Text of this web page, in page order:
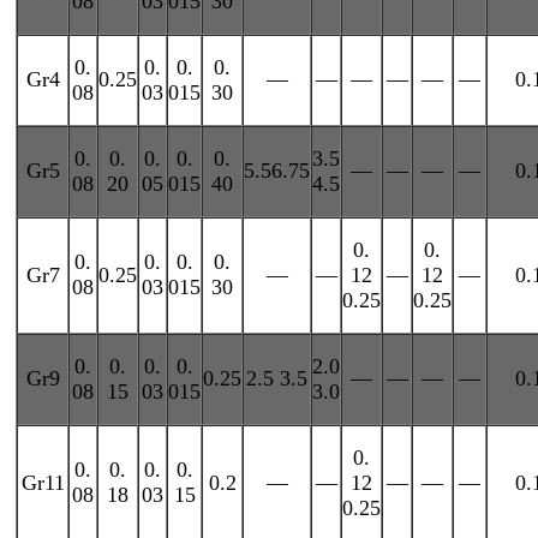
Gr4
0.
08
0.25 0.
03
0.
015
0.
30
— — — — — —
Gr5
0.
08
0.
20
0.
05
0.
015
0.
40
5.56.753.5
4.5
— — — —
Gr7
0.
08 0.25
0.
03
0.
015
0.
30
— —
0.
12
0.25
—
0.
12
0.25
—
Gr9
0.
08
0.
15
0.
03
0.
015
0.25 2.5 3.5 2.0
3.0
— — — —
Gr11
0.
08
0.
18
0.
03
0.
15 0.2 — —
0.
12
0.25
— — —